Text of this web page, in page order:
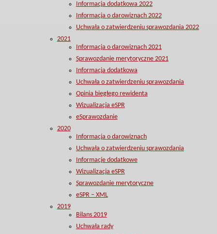
Informacja dodatkowa 2022
Informacja o darowiznach 2022
Uchwała o zatwierdzeniu sprawozdania 2022
2021
Informacja o darowiznach 2021
Sprawozdanie merytoryczne 2021
Informacja dodatkowa
Uchwała o zatwierdzeniu sprawozdania
Opinia biegłego rewidenta
Wizualizacja eSPR
eSprawozdanie
2020
Informacja o darowiznach
Uchwała o zatwierdzeniu sprawozdania
Informacje dodatkowe
Wizualizacja eSPR
Sprawozdanie merytoryczne
eSPR – XML
2019
Bilans 2019
Uchwała rady